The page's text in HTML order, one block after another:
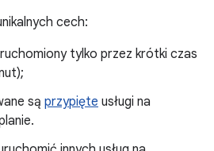
cech:
tylko przez krótki czas
są przypięte usługi na